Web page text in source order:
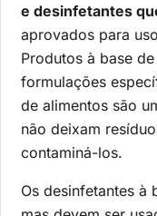
e desinfetantes
aprovados para
Produtos à base
formulações
de alimentos são
não deixam
contaminá-los.
Os desinfetantes à